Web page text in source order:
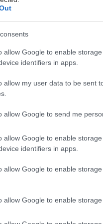
allow Google to enable
identifiers in apps.
allow my user data to be sent
allow Google to send me
allow Google to enable
identifiers in apps.
allow Google to enable
allow Google to enable
ίδιες σε κανένα
νωρίς, για να
Από εκεί
κάποτε μια
ακόμα δεν τα
με την
της Αποστόλου
για την